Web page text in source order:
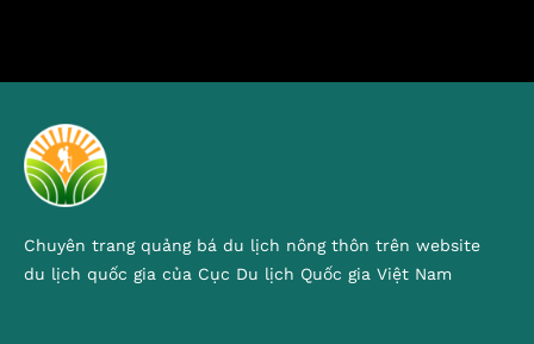
Chuyên trang quảng bá du lịch nông thôn trên website
du lịch quốc gia của Cục Du lịch Quốc gia Việt Nam